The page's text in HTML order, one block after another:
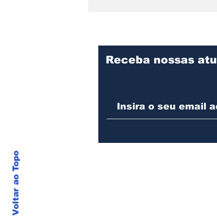
divulga programação de
agosto com oficina para
Voltar ao Topo
Receba nossas